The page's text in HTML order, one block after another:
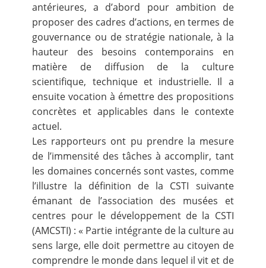
antérieures, a d’abord pour ambition de
proposer des cadres d’actions, en termes de
gouvernance ou de stratégie nationale, à la
hauteur des besoins contemporains en
matière de diffusion de la culture
scientifique, technique et industrielle. Il a
ensuite vocation à émettre des propositions
concrètes et applicables dans le contexte
actuel.
Les rapporteurs ont pu prendre la mesure
de l’immensité des tâches à accomplir, tant
les domaines concernés sont vastes, comme
l’illustre la définition de la CSTI suivante
émanant de l’association des musées et
centres pour le développement de la CSTI
(AMCSTI) : « Partie intégrante de la culture au
sens large, elle doit permettre au citoyen de
comprendre le monde dans lequel il vit et de